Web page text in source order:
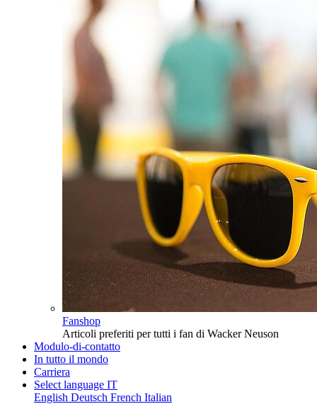
Fanshop
Articoli preferiti per tutti i fan di Wacker Neuson
Modulo-di-contatto
In tutto il mondo
Carriera
Select language IT
English Deutsch French Italian